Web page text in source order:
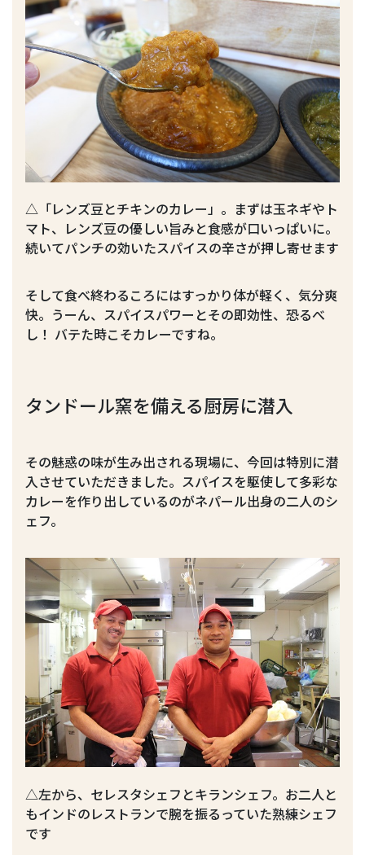
△「レンズ豆とチキンのカレー」。まずは玉ネギやト
マト、レンズ豆の優しい旨みと食感が口いっぱいに。
続いてパンチの効いたスパイスの辛さが押し寄せます
そして食べ終わるころにはすっかり体が軽く、気分爽
快。うーん、スパイスパワーとその即効性、恐るべ
し！ バテた時こそカレーですね。
タンドール窯を備える厨房に潜入
その魅惑の味が生み出される現場に、今回は特別に潜
入させていただきました。スパイスを駆使して多彩な
カレーを作り出しているのがネパール出身の二人のシ
ェフ。
△左から、セレスタシェフとキランシェフ。お二人と
もインドのレストランで腕を振るっていた熟練シェフ
です